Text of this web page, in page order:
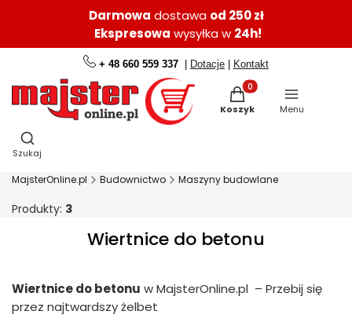
Darmowa dostawa od 250 zł
Ekspresowa wysyłka w 24h!
+ 48 660 559 337 | Dotacje | Kontakt
Produkty w koszyku:
Koszyk Menu
Otwórz wyszukiwarkę
Szukaj
MajsterOnline.pl Budownictwo Maszyny budowlane
Produkty: 3
Wiertnice do betonu
Wiertnice do betonu w MajsterOnline.pl – Przebij się
przez najtwardszy żelbet